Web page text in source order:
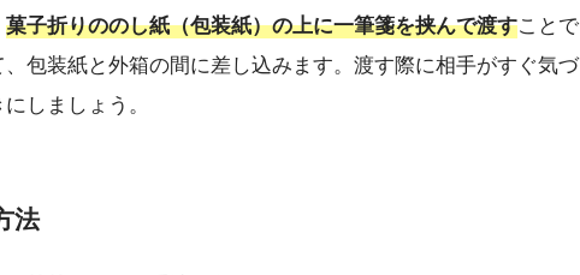
菓子折りののし紙（包装紙）の上に一筆箋を挟んで渡すことで
包装紙と外箱の間に差し込みます。渡す際に相手がすぐ気づ
しましょう。
法